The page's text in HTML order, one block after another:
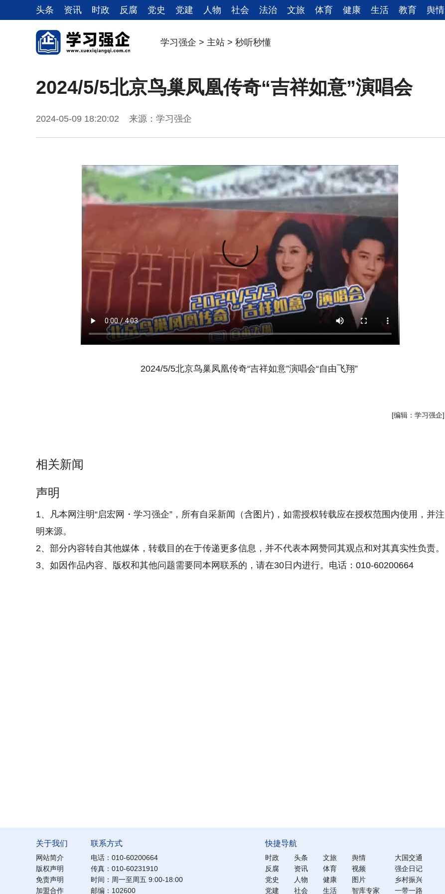
头条 资讯 时政 反腐 党史 党建 人物 社会 法治 文旅 体育 健康 生活 教育 舆情
学习强企 > 主站 > 秒听秒懂
2024/5/5北京鸟巢凤凰传奇“吉祥如意”演唱会
2024-05-09 18:20:02 来源：学习强企
2024/5/5北京鸟巢凤凰传奇“吉祥如意”演唱会“自由飞翔”
[编辑：学习强企]
相关新闻
声明
1、凡本网注明“启宏网・学习强企”，所有自采新闻（含图片)，如需授权转载应在授权范围内使用，并注
明来源。
2、部分内容转自其他媒体，转载目的在于传递更多信息，并不代表本网赞同其观点和对其真实性负责。
3、如因作品内容、版权和其他问题需要同本网联系的，请在30日内进行。电话：010-60200664
关于我们
网站简介
版权声明
免责声明
加盟合作
联系方式
电话：010-60200664
传真：010-60231910
时间：周一至周五 9:00-18:00
邮编：102600
快捷导航
时政
反腐
党史
党建
头条
资讯
人物
社会
文旅
体育
健康
生活
舆情
视频
图片
智库专家
大国交通
强企日记
乡村振兴
一带一路